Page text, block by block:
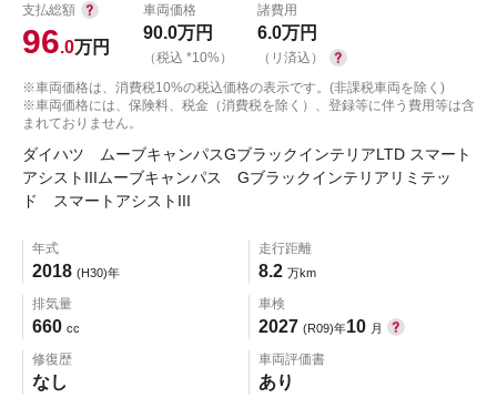
支払総額
96.0万円
車両価格
90.0万円
（税込 *10%）
諸費用
6.0万円
（リ済込）
※車両価格は、消費税10%の税込価格の表示です。(非課税車両を除く)
※車両価格には、保険料、税金（消費税を除く）、登録等に伴う費用等は含
まれておりません。
ダイハツ ムーブキャンパスGブラックインテリアLTD スマート
アシストIIIムーブキャンパス Gブラックインテリアリミテッ
ド スマートアシストIII
年式
2018 (H30)年
走行距離
8.2 万km
排気量
660 cc
車検
2027 (R09)年10 月
修復歴
なし
車両評価書
あり